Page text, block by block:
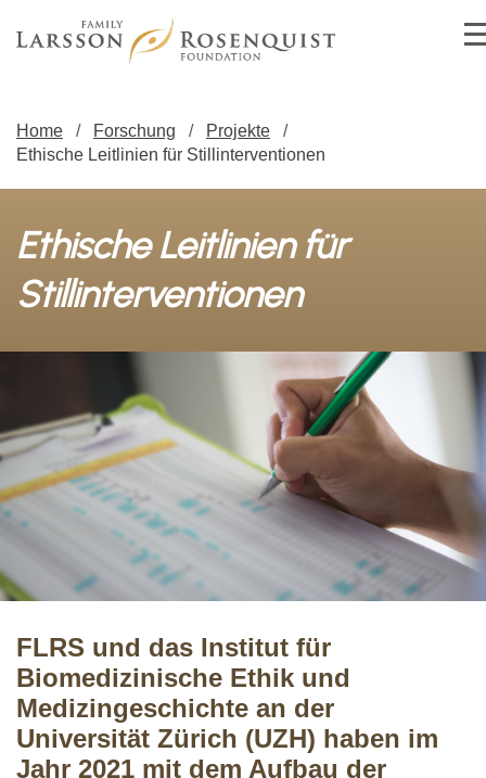
Home Forschung
Projekte
Ethische Leitlinien für Stillinterventionen
Ethische Leitlinien für
Stillinterventionen
FLRS und das Institut für
Biomedizinische Ethik und
Medizingeschichte an der
Universität Zürich (UZH) haben im
Jahr 2021 mit dem Aufbau der